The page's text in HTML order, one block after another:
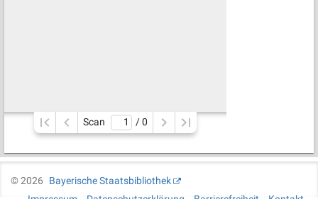
Scan / 0
©2026
Bayerische Staatsbibliothek